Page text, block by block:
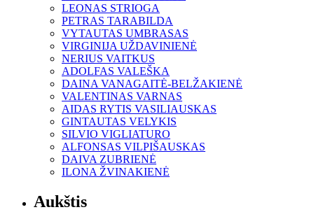
LEONAS STRIOGA
PETRAS TARABILDA
VYTAUTAS UMBRASAS
VIRGINIJA UŽDAVINIENĖ
NERIUS VAITKUS
ADOLFAS VALEŠKA
DAINA VANAGAITĖ-BELŽAKIENĖ
VALENTINAS VARNAS
AIDAS RYTIS VASILIAUSKAS
GINTAUTAS VELYKIS
SILVIO VIGLIATURO
ALFONSAS VILPIŠAUSKAS
DAIVA ZUBRIENĖ
ILONA ŽVINAKIENĖ
Aukštis